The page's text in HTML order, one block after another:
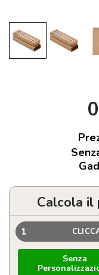
Calcola il
1
Senza